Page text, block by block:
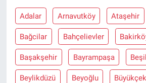
Adalar Arnavutköy Ataşehir
Bağcilar Bahçelievler
Başakşehir Bayrampaşa
Beylikdüzü Beyoğlu